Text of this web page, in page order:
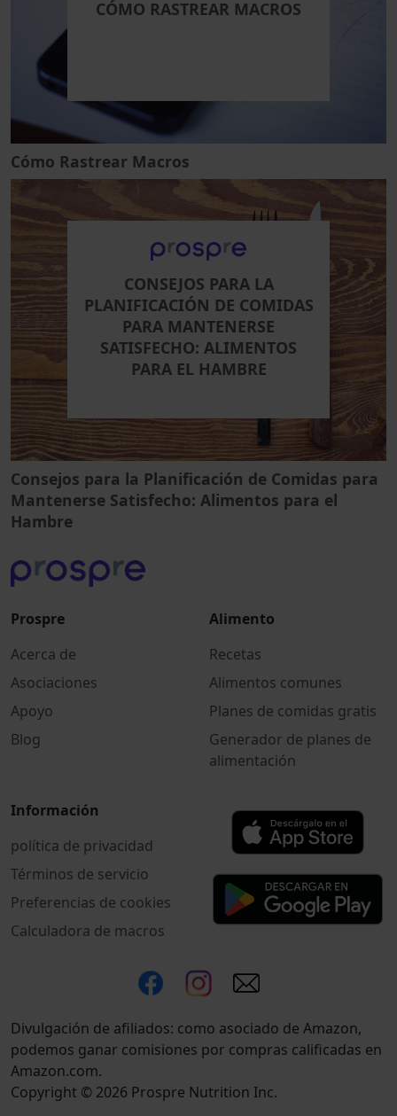
CÓMO RASTREAR MACROS
Cómo Rastrear Macros
CONSEJOS PARA LA
PLANIFICACIÓN DE COMIDAS
PARA MANTENERSE
SATISFECHO: ALIMENTOS
PARA EL HAMBRE
Consejos para la Planificación de Comidas para
Mantenerse Satisfecho: Alimentos para el
Hambre
Prospre
Acerca de
Asociaciones
Apoyo
Blog
Alimento
Recetas
Alimentos comunes
Planes de comidas gratis
Generador de planes de
alimentación
Información
política de privacidad
Términos de servicio
Preferencias de cookies
Calculadora de macros
Divulgación de afiliados: como asociado de Amazon,
podemos ganar comisiones por compras calificadas en
Amazon.com.
Copyright © 2026 Prospre Nutrition Inc.